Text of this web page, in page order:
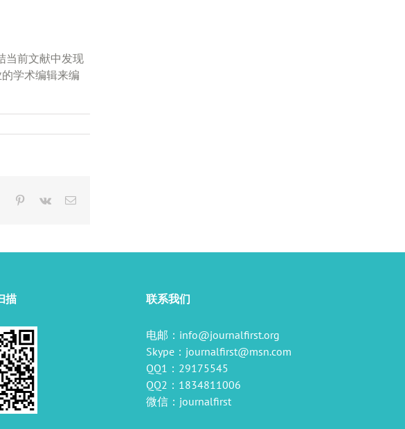
当前文献中发现
学术编辑来编
Tumblr Pinterest
Vk Email
描 联系我们
电邮： info@journalfirst.org
Skype： journalfirst@msn.com
QQ1：29175545
QQ2：1834811006
微信：journalfirst